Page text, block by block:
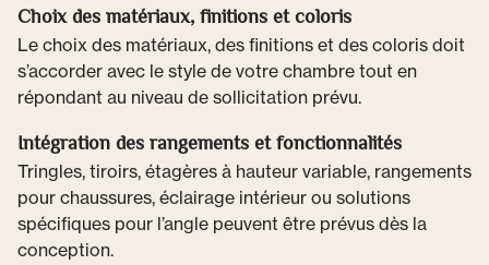
Choix des matériaux, finitions et coloris
Le choix des matériaux, des finitions et des coloris doit
s’accorder avec le style de votre chambre tout en
répondant au niveau de sollicitation prévu.
Intégration des rangements et fonctionnalités
Tringles, tiroirs, étagères à hauteur variable, rangements
pour chaussures, éclairage intérieur ou solutions
spécifiques pour l’angle peuvent être prévus dès la
conception.